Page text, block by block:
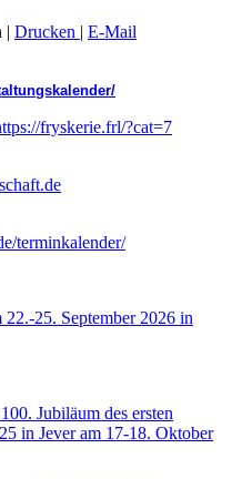
| Drucken | E-Mail
fryskerie.frl/?cat=7
terminkalender/
25. September 2026 in
Jubiläum des ersten
in Jever am 17-18. Oktober